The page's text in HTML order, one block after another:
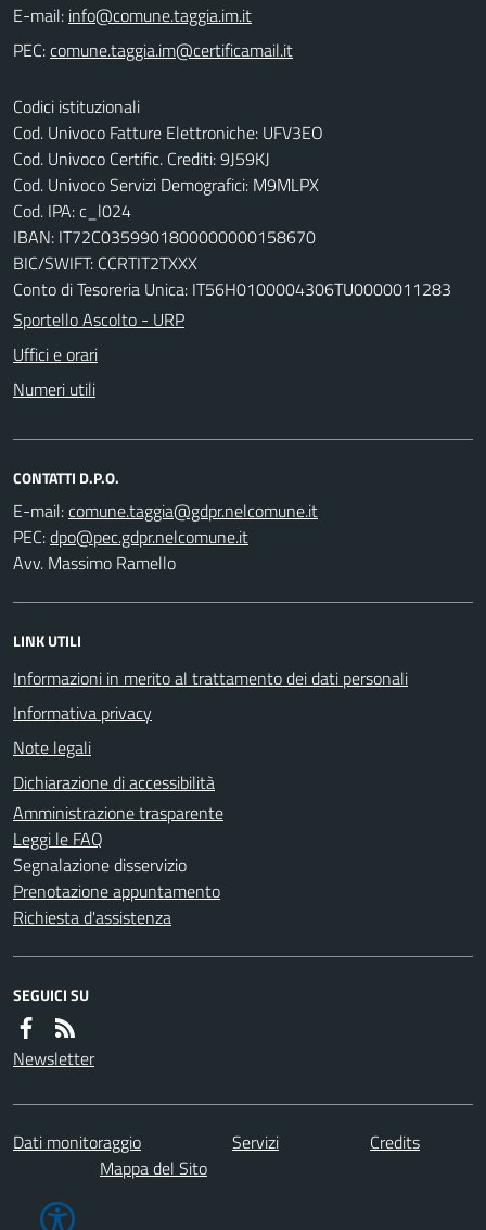
E-mail:
PEC:
Codici istituzionali
Cod. Univoco Fatture Elettroniche: UFV3EO
Cod. Univoco Certific. Crediti: 9J59KJ
Cod. Univoco Servizi Demografici: M9MLPX
Cod. IPA: c_l024
IBAN: IT72C0359901800000000158670
BIC/SWIFT: CCRTIT2TXXX
Conto di Tesoreria Unica: IT56H0100004306TU0000011283
Sportello Ascolto - URP
Uffici e orari
Numeri utili
CONTATTI D.P.O.
E-mail:
PEC:
Avv. Massimo Ramello
LINK UTILI
Informazioni in merito al trattamento dei dati personali
Informativa privacy
Note legali
Dichiarazione di accessibilità
Amministrazione trasparente
Leggi le FAQ
Segnalazione disservizio
Prenotazione appuntamento
Richiesta d'assistenza
SEGUICI SU
Newsletter
Dati monitoraggio Servizi
Credits
Mappa del Sito